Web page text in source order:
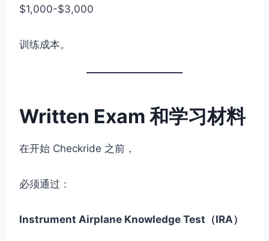
$1,000-$3,000
训练成本。
Written Exam 和学习材料
在开始 Checkride 之前，
必须通过：
Instrument Airplane Knowledge Test（IRA）